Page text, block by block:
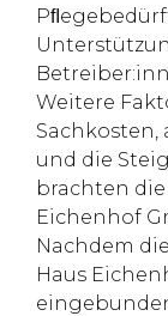
Weitere
und die
brachten
Eichenhof
Nachdem
Haus